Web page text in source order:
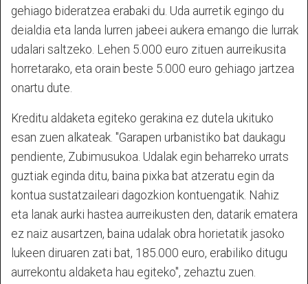
gehiago bideratzea erabaki du. Uda aurretik egingo du
deialdia eta landa lurren jabeei aukera emango die lurrak
udalari saltzeko. Lehen 5.000 euro zituen aurreikusita
horretarako, eta orain beste 5.000 euro gehiago jartzea
onartu dute.
Kreditu aldaketa egiteko gerakina ez dutela ukituko
esan zuen alkateak. "Garapen urbanistiko bat daukagu
pendiente, Zubimusukoa. Udalak egin beharreko urrats
guztiak eginda ditu, baina pixka bat atzeratu egin da
kontua sustatzaileari dagozkion kontuengatik. Nahiz
eta lanak aurki hastea aurreikusten den, datarik ematera
ez naiz ausartzen, baina udalak obra horietatik jasoko
lukeen diruaren zati bat, 185.000 euro, erabiliko ditugu
aurrekontu aldaketa hau egiteko", zehaztu zuen.